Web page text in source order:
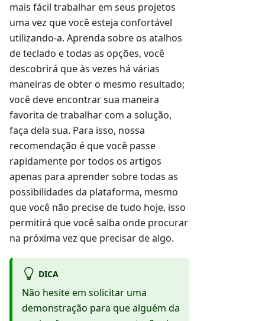
mais fácil trabalhar em seus projetos
uma vez que você esteja confortável
utilizando-a. Aprenda sobre os atalhos
de teclado e todas as opções, você
descobrirá que às vezes há várias
maneiras de obter o mesmo resultado;
você deve encontrar sua maneira
favorita de trabalhar com a solução,
faça dela sua. Para isso, nossa
recomendação é que você passe
rapidamente por todos os artigos
apenas para aprender sobre todas as
possibilidades da plataforma, mesmo
que você não precise de tudo hoje, isso
permitirá que você saiba onde procurar
na próxima vez que precisar de algo.
DICA
Não hesite em solicitar uma
demonstração para que alguém da